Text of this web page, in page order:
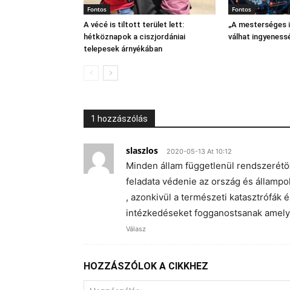
Fontos
A vécé is tiltott terület lett:
hétköznapok a ciszjordániai
telepesek árnyékában
Fontos
„A mesterséges
válhat
1 hozzászólás
slaszlos 2020-05-13 At 10:12
Minden állam függetlenül
feladata védenie az ország és
, azonkivül a természeti katasztrófák
intézkedéseket fogganostsanak
Válasz
HOZZÁSZÓLOK A CIKKHEZ